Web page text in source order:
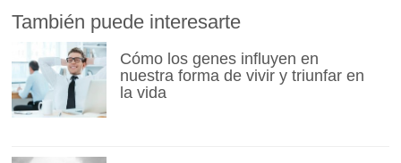
También puede interesarte
Cómo los genes influyen en
nuestra forma de vivir y triunfar en
la vida